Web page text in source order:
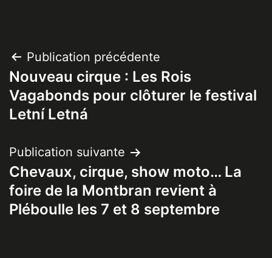
Navigation
de
l’article
Publication précédente
Nouveau cirque : Les Rois
Vagabonds pour clôturer le festival
Letní Letná
Publication suivante
Chevaux, cirque, show moto… La
foire de la Montbran revient à
Pléboulle les 7 et 8 septembre